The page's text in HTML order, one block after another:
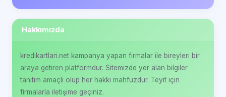
Hakkımızda
kredikartlari.net kampanya yapan firmalar ile bireyleri bir
araya getiren platformdur. Sitemizde yer alan bilgiler
tanıtım amaçlı olup her hakkı mahfuzdur. Teyit için
firmalarla iletişime geçiniz.